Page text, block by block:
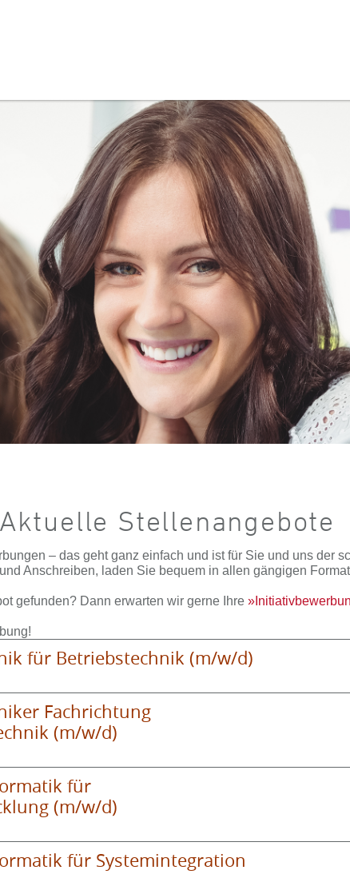
Aktuelle Stellenangebote
– das geht ganz einfach und ist für Sie und uns der
Anschreiben, laden Sie bequem in allen gängigen
gefunden? Dann erwarten wir gerne Ihre
für Betriebstechnik (m/w/d)
Fachrichtung
(m/w/d)
für
(m/w/d)
für Systemintegration